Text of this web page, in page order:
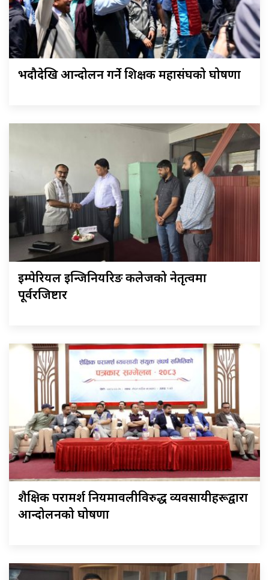
भदौदेखि आन्दोलन गर्ने शिक्षक महासंघको घोषणा
इम्पेरियल इन्जिनियरिङ कलेजको नेतृत्वमा
पूर्वरजिष्टार
शैक्षिक परामर्श नियमावलीविरुद्ध व्यवसायीहरूद्वारा
आन्दोलनको घोषणा